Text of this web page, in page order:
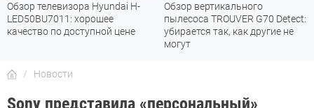
Обзор телевизора Hyundai H-
LED50BU7011: хорошее
качество по доступной цене
Обзор вертикального
пылесоса TROUVER G70 Detect:
убирается так, как другие не
могут
Новости
Sony представила «персональный»